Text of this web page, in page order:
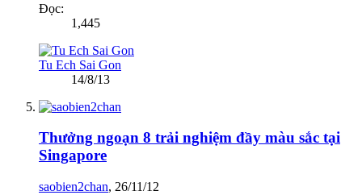
Đọc:
1,445
Tu Ech Sai Gon
14/8/13
Thưởng ngoạn 8 trải nghiệm đầy màu sắc tại
Singapore
saobien2chan, 26/11/12